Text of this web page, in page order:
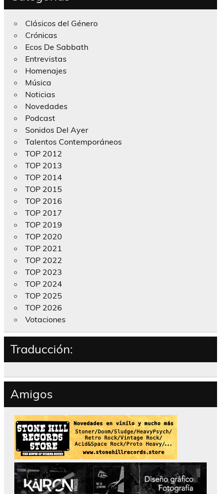
Clásicos del Género
Crónicas
Ecos De Sabbath
Entrevistas
Homenajes
Música
Noticias
Novedades
Podcast
Sonidos Del Ayer
Talentos Contemporáneos
TOP 2012
TOP 2013
TOP 2014
TOP 2015
TOP 2016
TOP 2017
TOP 2019
TOP 2020
TOP 2021
TOP 2022
TOP 2023
TOP 2024
TOP 2025
TOP 2026
Votaciones
Traducción:
Amigos